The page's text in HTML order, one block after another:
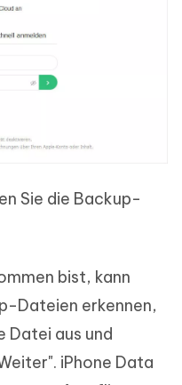
Sie die Backup-
bist, kann
Dateien erkennen,
Datei aus und
iPhone Data